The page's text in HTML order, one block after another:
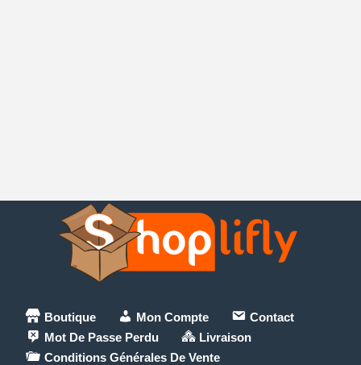
Boutique Mon Compte
Contact
Mot De Passe Perdu
Livraison
Conditions Générales De Vente